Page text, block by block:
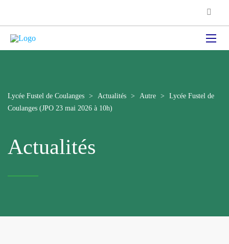
Lycée Fustel de Coulanges > Actualités > Autre >
Lycée Fustel de
Coulanges (JPO 23 mai 2026 à 10h)
Actualités